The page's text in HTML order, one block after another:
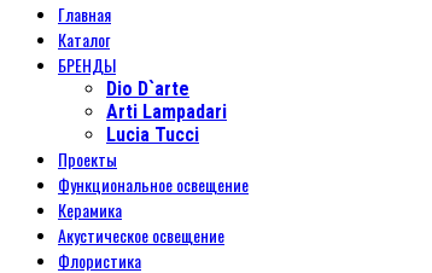
Главная
Каталог
БРЕНДЫ
Dio D`arte
Arti Lampadari
Lucia Tucci
Проекты
Функциональное освещение
Керамика
Акустическое освещение
Флористика